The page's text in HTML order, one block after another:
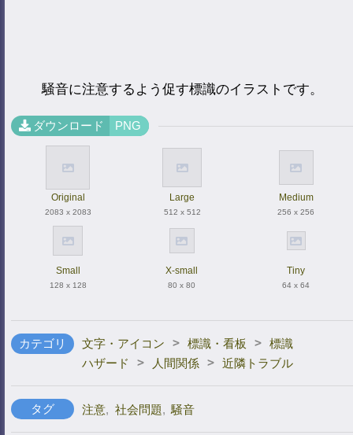
騒音に注意するよう促す標識のイラストです。
ダウンロード PNG
Original
2083 x 2083
Large
512 x 512
Medium
256 x 256
Small
128 x 128
X-small
80 x 80
Tiny
64 x 64
カテゴリ 文字・アイコン > 標識・看板 > 標識
ハザード
> 人間関係 > 近隣トラブル
タグ 注意, 社会問題, 騒音